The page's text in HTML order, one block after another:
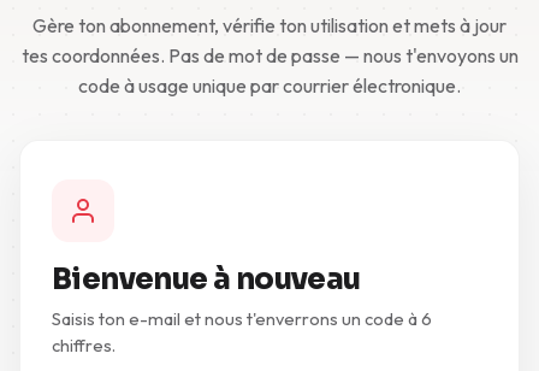
Support
Contact
5 Day Pass
Gère ton abonnement, vérifie ton utilisation et mets à jour
tes coordonnées. Pas de mot de passe — nous t'envoyons un
code à usage unique par courrier électronique.
Bienvenue à nouveau
Saisis ton e-mail et nous t'enverrons un code à 6
chiffres.